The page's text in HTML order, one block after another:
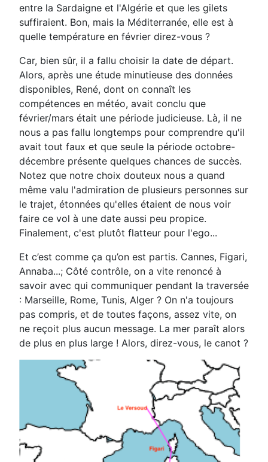
entre la Sardaigne et l'Algérie et que les gilets
suffiraient. Bon, mais la Méditerranée, elle est à
quelle température en février direz-vous ?
Car, bien sûr, il a fallu choisir la date de départ.
Alors, après une étude minutieuse des données
disponibles, René, dont on connaît les
compétences en météo, avait conclu que
février/mars était une période judicieuse. Là, il ne
nous a pas fallu longtemps pour comprendre qu'il
avait tout faux et que seule la période octobre-
décembre présente quelques chances de succès.
Notez que notre choix douteux nous a quand
même valu l'admiration de plusieurs personnes sur
le trajet, étonnées qu'elles étaient de nous voir
faire ce vol à une date aussi peu propice.
Finalement, c'est plutôt flatteur pour l'ego...
Et c’est comme ça qu’on est partis. Cannes, Figari,
Annaba...; Côté contrôle, on a vite renoncé à
savoir avec qui communiquer pendant la traversée
: Marseille, Rome, Tunis, Alger ? On n'a toujours
pas compris, et de toutes façons, assez vite, on
ne reçoit plus aucun message. La mer paraît alors
de plus en plus large ! Alors, direz-vous, le canot ?